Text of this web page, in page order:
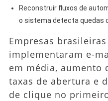
Reconstruir fluxos de
o sistema detecta quedas
Empresas
implementaram e-
em média, aumento
taxas de abertura e
de clique no